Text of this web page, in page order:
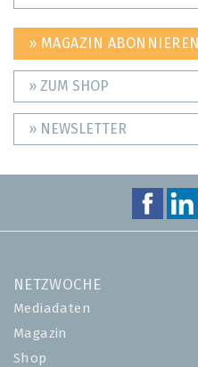
» MAGAZIN ABONNIEREN
» ZUM SHOP
» NEWSLETTER
NETZWOCHE
Mediadaten
Magazin
Shop